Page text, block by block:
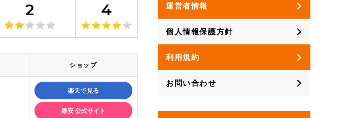
2 4
ショップ
楽天で見る
最安 公式サイト
運営者情報
個人情報保護方針
利用規約
お問い合わせ